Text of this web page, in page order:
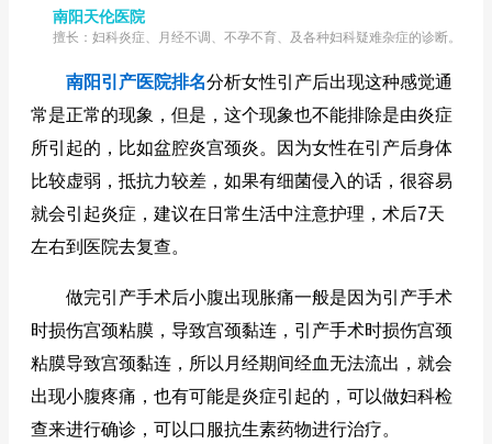
南阳天伦医院
擅长：妇科炎症、月经不调、不孕不育、及各种妇科疑难杂症的诊断。
南阳引产医院排名分析女性引产后出现这种感觉通
常是正常的现象，但是，这个现象也不能排除是由炎症
所引起的，比如盆腔炎宫颈炎。因为女性在引产后身体
比较虚弱，抵抗力较差，如果有细菌侵入的话，很容易
就会引起炎症，建议在日常生活中注意护理，术后7天
左右到医院去复查。
做完引产手术后小腹出现胀痛一般是因为引产手术
时损伤宫颈粘膜，导致宫颈黏连，引产手术时损伤宫颈
粘膜导致宫颈黏连，所以月经期间经血无法流出，就会
出现小腹疼痛，也有可能是炎症引起的，可以做妇科检
查来进行确诊，可以口服抗生素药物进行治疗。